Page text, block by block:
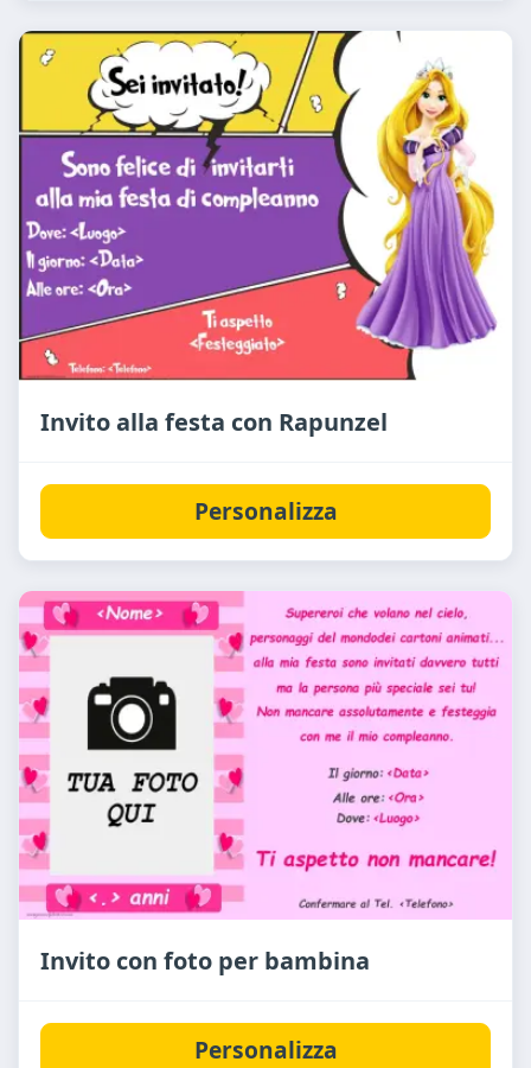
Invito alla festa con Rapunzel
Personalizza
Invito con foto per bambina
Personalizza